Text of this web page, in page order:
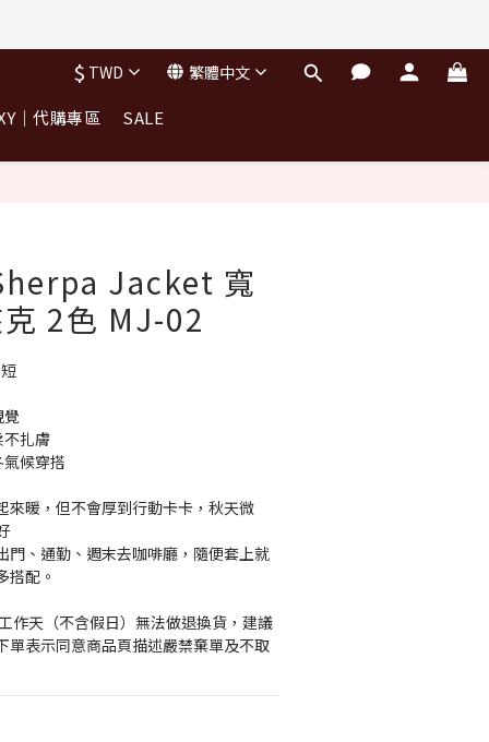
$ TWD 繁體中文
｜代購專區 SALE
Jacket 寬
2色 MJ-02
覺
扎膚
候穿搭
來暖，但不會厚到行動卡卡，秋天微
門、通勤、週末去咖啡廳，隨便套上就
搭配。
作天（不含假日）無法做退換貨，建議
單表示同意商品頁描述嚴禁棄單及不取